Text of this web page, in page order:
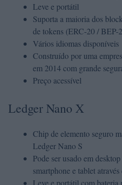
Leve e portátil
Suporta a maioria dos
de tokens (ERC-20 / BEP-
Vários idiomas disponíveis
Construído por uma
em 2014 com grande
Preço acessível
Ledger Nano X
Chip de elemento seguro
Ledger Nano S
Pode ser usado em
smartphone e tablet
Leve e portátil com bateria